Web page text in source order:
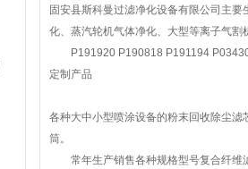
固安县斯科曼过滤净化设备有限公司主
化、蒸汽轮机气体净化、大型等离子气
P191920 P190818 P191194
定制产品
各种大中小型喷涂设备的粉末回收除尘
筒。
常年生产销售各种规格型号复合纤维